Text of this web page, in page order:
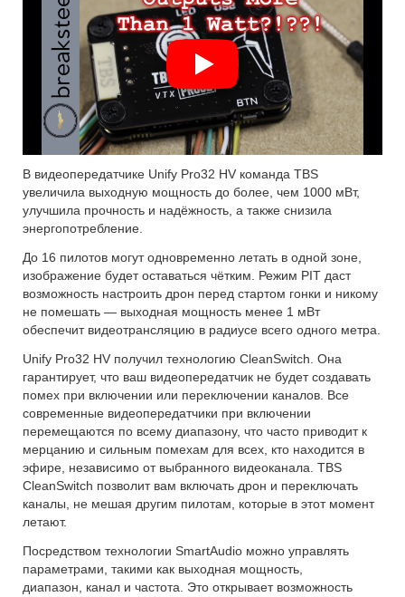
В видеопередатчике Unify Pro32 HV команда TBS
увеличила выходную мощность до более, чем 1000 мВт,
улучшила прочность и надёжность, а также снизила
энергопотребление.
До 16 пилотов могут одновременно летать в одной зоне,
изображение будет оставаться чётким. Режим PIT даст
возможность настроить дрон перед стартом гонки и никому
не помешать — выходная мощность менее 1 мВт
обеспечит видеотрансляцию в радиусе всего одного метра.
Unify Pro32 HV получил технологию CleanSwitch. Она
гарантирует, что ваш видеопередатчик не будет создавать
помех при включении или переключении каналов. Все
современные видеопередатчики при включении
перемещаются по всему диапазону, что часто приводит к
мерцанию и сильным помехам для всех, кто находится в
эфире, независимо от выбранного видеоканала. TBS
CleanSwitch позволит вам включать дрон и переключать
каналы, не мешая другим пилотам, которые в этот момент
летают.
Посредством технологии SmartAudio можно управлять
параметрами, такими как выходная мощность,
диапазон, канал и частота. Это открывает возможность